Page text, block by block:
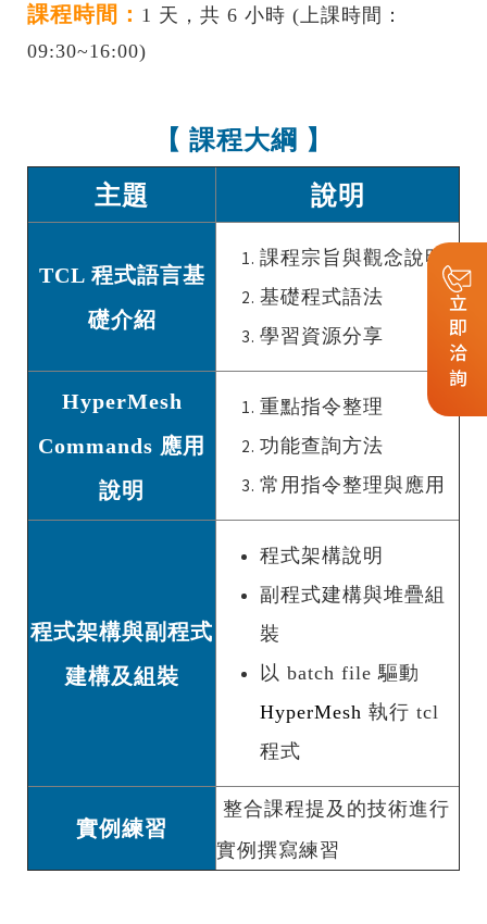
課程時間： 1 天，共 6 小時 (上課時間：
09:30~16:00)
【 課程大綱 】
主題
說明
TCL 程式語言基
礎介紹
課程宗旨與觀念說明
基礎程式語法
學習資源分享
HyperMesh
Commands 應用
說明
重點指令整理
功能查詢方法
常用指令整理與應用
程式架構與副程式
建構及組裝
程式架構說明
副程式建構與堆疊組
裝
以 batch file 驅動
HyperMesh 執行 tcl
程式
實例練習
整合課程提及的技術進行
實例撰寫練習
立即洽詢